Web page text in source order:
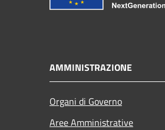
AMMINISTRAZIONE
Organi di Governo
Aree Amministrative